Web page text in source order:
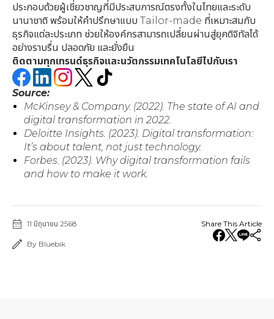
ประกอบด้วยผู้เชี่ยวชาญที่มีประสบการณ์ตรงทั้งในไทยและระดับ
นานาชาติ พร้อมให้คำปรึกษาแบบ Tailor-made ที่เหมาะสมกับ
ธุรกิจแต่ละประเภท ช่วยให้องค์กรสามารถเปลี่ยนผ่านสู่ยุคดิจิทัลได้
อย่างราบรื่น ปลอดภัย และยั่งยืน
ติดตามทุกเทรนด์ธุรกิจและนวัตกรรมเทคโนโลยีไปกับเรา
Source:
McKinsey & Company. (2022). The state of AI and
digital transformation in 2022.
Deloitte Insights. (2023). Digital transformation:
It’s about talent, not just technology.
Forbes. (2023). Why digital transformation fails
and how to make it work.
11 มิถุนายน 2568
By Bluebik
Share This Article